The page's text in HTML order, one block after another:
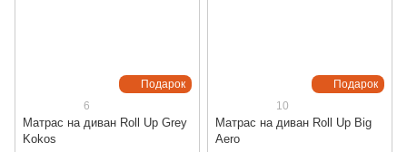
Подарок
6
Матрас на диван Roll Up Grey
Kokos
Подарок
10
Матрас на диван Roll Up Big
Aero